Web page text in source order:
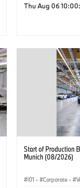
Thu Aug 06
Start of Production
Munich (08/2026)
I01 · Corporate ·